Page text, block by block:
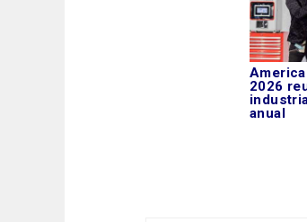
2026
anual